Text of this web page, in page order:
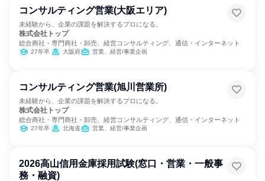
コンサルティング営業(大阪エリア)
未経験から、企業の課題を解決するプロになる。
株式会社トップ
総合商社・専門商社・卸売、経営コンサルティング、通信・インターネット
27年卒 大阪府 営業、経営/事業企画
コンサルティング営業(旭川営業所)
未経験から、企業の課題を解決するプロになる。
株式会社トップ
総合商社・専門商社・卸売、経営コンサルティング、通信・インターネット
27年卒 北海道 営業、経営/事業企画
2026高山信用金庫採用試験(窓口・営業・一般事
務・融資)